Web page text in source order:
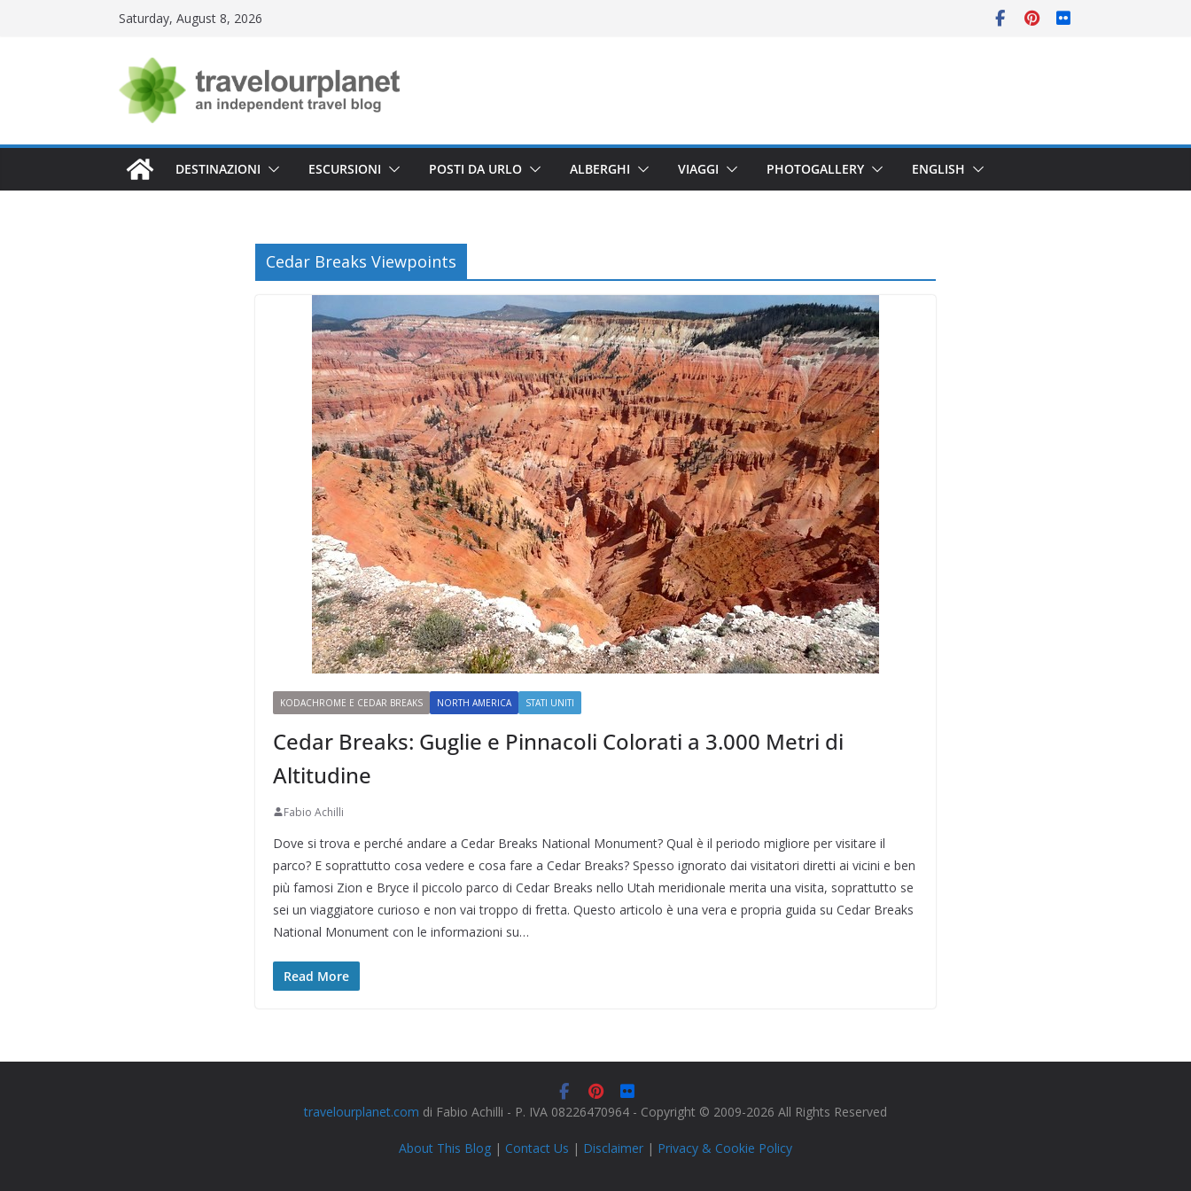
Saturday, August 8, 2026
DESTINAZIONI ESCURSIONI POSTI DA URLO ALBERGHI VIAGGI PHOTOGALLERY ENGLISH
Cedar Breaks Viewpoints
KODACHROME E CEDAR BREAKS NORTH AMERICA STATI UNITI
Cedar Breaks: Guglie e Pinnacoli Colorati a 3.000 Metri di
Altitudine
Fabio Achilli
Dove si trova e perché andare a Cedar Breaks National Monument? Qual è il periodo migliore per visitare il
parco? E soprattutto cosa vedere e cosa fare a Cedar Breaks? Spesso ignorato dai visitatori diretti ai vicini e ben
più famosi Zion e Bryce il piccolo parco di Cedar Breaks nello Utah meridionale merita una visita, soprattutto se
sei un viaggiatore curioso e non vai troppo di fretta. Questo articolo è una vera e propria guida su Cedar Breaks
National Monument con le informazioni su…
Read More
travelourplanet.com di Fabio Achilli - P. IVA 08226470964 - Copyright © 2009-2026 All Rights Reserved
About This Blog | Contact Us | Disclaimer | Privacy & Cookie Policy